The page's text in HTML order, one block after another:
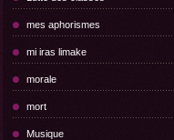
mes aphorismes
mi iras limake
morale
mort
Musique